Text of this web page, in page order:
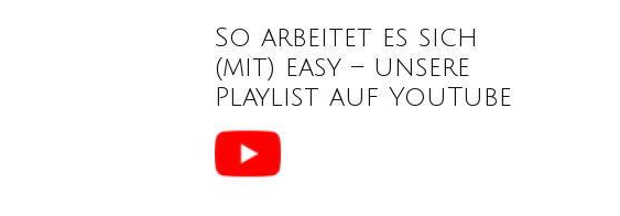
So arbeitet es sich
(mit) easy – unsere
Playlist auf YouTube